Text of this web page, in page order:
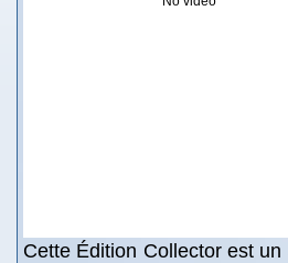
Cette Édition Collector est